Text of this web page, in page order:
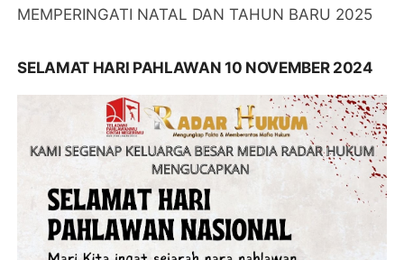
MEMPERINGATI NATAL DAN TAHUN BARU 2025
SELAMAT HARI PAHLAWAN 10 NOVEMBER 2024